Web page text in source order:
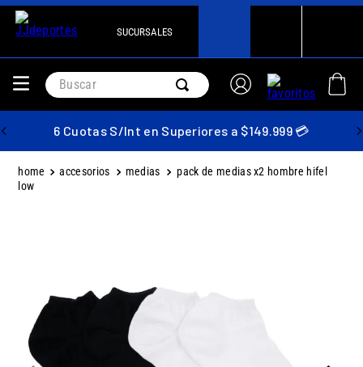
SUCURSALES
Buscar
6 Cuotas S/Int en Superiores a $149.999 💳
accesorios medias
pack de medias x2 hombre hifel
low